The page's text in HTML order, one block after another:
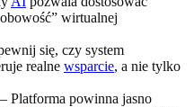
wirtualnej
się, czy system
realne wsparcie, a nie tylko
– Platforma powinna jasno